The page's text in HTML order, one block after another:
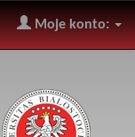
Moje konto: